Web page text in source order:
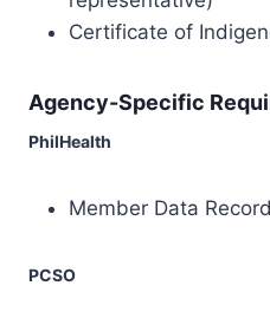
Certificate of
Agency-Specific
PhilHealth
Member Data
PCSO